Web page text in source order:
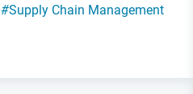
#Supply Chain Management